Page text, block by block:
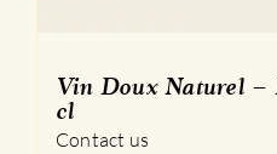
Vin Doux Naturel –
cl
Contact us